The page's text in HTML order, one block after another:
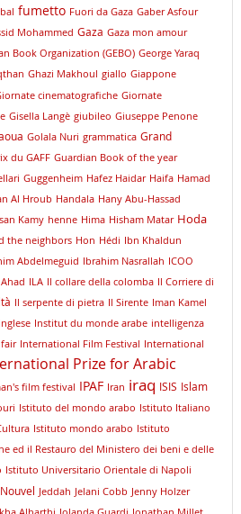
fumetto Fuori da Gaza Gaber Asfour
Mohammed Gaza Gaza mon amour
Book Organization (GEBO) George Yaraq
Ghazi Makhoul giallo Giappone
cinematografiche Giornate
Gisella Langè giubileo Giuseppe Penone
Golala Nuri grammatica Grand
du GAFF Guardian Book of the year
Guggenheim Hafez Haidar Haifa Hamad
Al Hroub Handala Hany Abu-Hassad
Kamy henne Hima Hisham Matar Hoda
the neighbors Hon Hédi Ibn Khaldun
Abdelmeguid Ibrahim Nasrallah ICOO
ILA Il collare della colomba Il Corriere di
Il serpente di pietra Il Sirente Iman Kamel
inglese Institut du monde arabe intelligenza
International Film Festival International
Prize for Arabic
film festival IPAF Iran iraq ISIS Islam
Istituto del mondo arabo Istituto Italiano
Istituto mondo arabo Istituto
ed il Restauro del Ministero dei beni e delle
Istituto Universitario Orientale di Napoli
Jeddah Jelani Cobb Jenny Holzer